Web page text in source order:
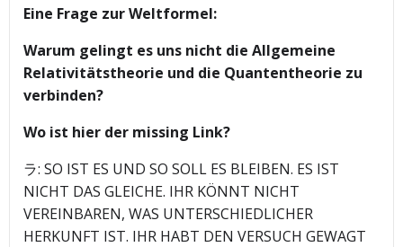
Eine Frage zur Weltformel:
Warum gelingt es uns nicht die Allgemeine
Relativitätstheorie und die Quantentheorie zu
verbinden?
Wo ist hier der missing Link?
ラ: SO IST ES UND SO SOLL ES BLEIBEN. ES IST
NICHT DAS GLEICHE. IHR KÖNNT NICHT
VEREINBAREN, WAS UNTERSCHIEDLICHER
HERKUNFT IST. IHR HABT DEN VERSUCH GEWAGT